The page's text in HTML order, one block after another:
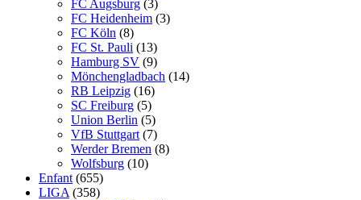
FC Augsburg (3)
FC Heidenheim (3)
FC Köln (8)
FC St. Pauli (13)
Hamburg SV (9)
Mönchengladbach (14)
RB Leipzig (16)
SC Freiburg (5)
Union Berlin (5)
VfB Stuttgart (7)
Werder Bremen (8)
Wolfsburg (10)
Enfant (655)
LIGA (358)